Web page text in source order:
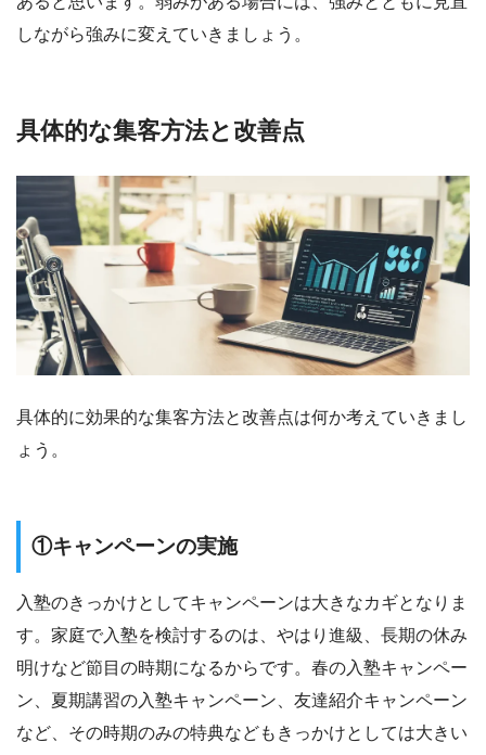
しながら強みに変えていきましょう。
具体的な集客方法と改善点
具体的に効果的な集客方法と改善点は何か考えていきまし
ょう。
①キャンペーンの実施
入塾のきっかけとしてキャンペーンは大きなカギとなりま
す。家庭で入塾を検討するのは、やはり進級、長期の休み
明けなど節目の時期になるからです。春の入塾キャンペー
ン、夏期講習の入塾キャンペーン、友達紹介キャンペーン
など、その時期のみの特典などもきっかけとしては大きい